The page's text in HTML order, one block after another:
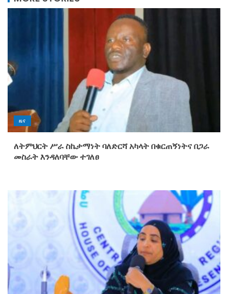
ዜና
ለትምህርት ሥራ ስኬታማነት ባለድርሻ አካላት በቁርጠኝነትና በጋራ
መስራት እንዳለባቸው ተገለፀ